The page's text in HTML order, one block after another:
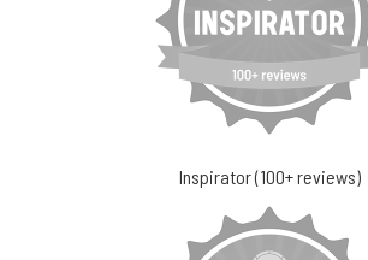
Inspirator (100+ reviews)